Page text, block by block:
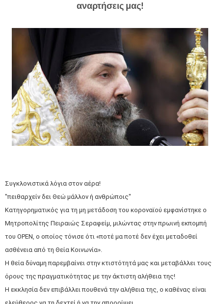
αναρτήσεις μας!
Συγκλονιστικά λόγια στον αέρα!
"πειθαρχείν δει Θεώ μάλλον ή ανθρώποις"
Κατηγορηματικός για τη μη μετάδοση του κοροναϊού εμφανίστηκε ο
Μητροπολίτης Πειραιώς Σεραφείμ, μιλώντας στην πρωινή εκπομπή
του OPEN, ο οποίος τόνισε ότι «ποτέ μα ποτέ δεν έχει μεταδοθεί
ασθένεια από τη Θεία Κοινωνία».
Η θεία δύναμη παρεμβαίνει στην κτιστότητά μας και μεταβάλλει τους
όρους της πραγματικότητας με την άκτιστη αλήθεια της!
Η εκκλησία δεν επιβάλλει πουθενά την αλήθεια της, ο καθένας είναι